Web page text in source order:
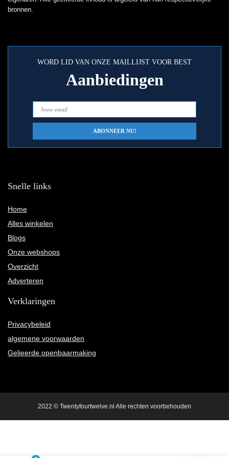
bronnen.
WORD LID VAN ONZE MAILLIJST VOOR BEST
Aanbiedingen
Snelle links
Home
Alles winkelen
Blogs
Onze webshops
Overzicht
Adverteren
Verklaringen
Privacybeleid
algemene voorwaarden
Gelieerde openbaarmaking
2022 © Twentyfourtwelve.nl Alle rechten voorbehouden